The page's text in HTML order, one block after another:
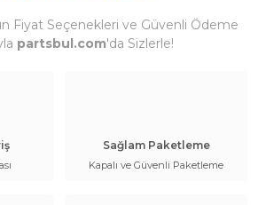
Fiyat Seçenekleri ve Güvenli Ödeme
partsbul.com'da Sizlerle!
Sağlam Paketleme
Kapalı ve Güvenli Paketleme